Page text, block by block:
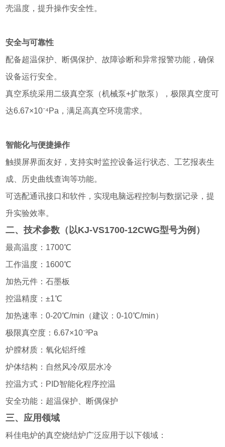
壳温度，提升操作安全性。
安全与可靠性
配备超温保护、断偶保护、故障诊断和异常报警功能，确保
设备运行安全。
真空系统采用二级真空泵（机械泵+扩散泵），极限真空度可
达6.67×10⁻⁴Pa，满足高真空环境需求。
智能化与便捷操作
触摸屏界面友好，支持实时监控设备运行状态、工艺报表生
成、历史曲线查询等功能。
可选配通讯接口和软件，实现电脑远程控制与数据记录，提
升实验效率。
二、技术参数（以KJ-VS1700-12CWG型号为例）
最高温度：1700℃
工作温度：1600℃
加热元件：石墨板
控温精度：±1℃
加热速率：0-20℃/min（建议：0-10℃/min）
极限真空度：6.67×10⁻³Pa
炉膛材质：氧化铝纤维
炉体结构：自然风冷/双层水冷
控温方式：PID智能化程序控温
安全功能：超温保护、断偶保护
三、应用领域
科佳电炉的真空烧结炉广泛应用于以下领域：